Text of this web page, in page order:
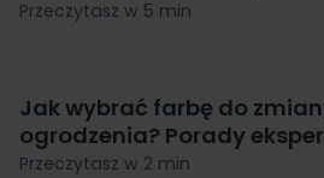
Przeczytasz w 5 min
Jak wybrać farbę do
ogrodzenia? Porady
Przeczytasz w 2 min